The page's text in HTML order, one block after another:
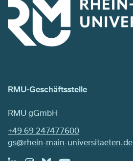
RMU-Geschäftsstelle
RMU gGmbH
+49 69 247477600
gs@rhein-main-universitaeten.de